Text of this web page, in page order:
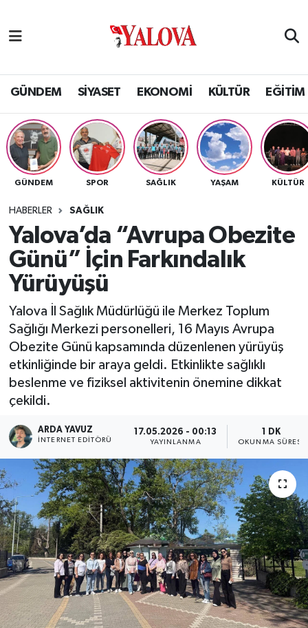
GÜNDEM SİYASET EKONOMİ KÜLTÜR EĞİTİM
GÜNDEM SPOR SAĞLIK YAŞAM KÜLTÜR
HABERLER SAĞLIK
Yalova’da “Avrupa Obezite
Günü” İçin Farkındalık
Yürüyüşü
Yalova İl Sağlık Müdürlüğü ile Merkez Toplum
Sağlığı Merkezi personelleri, 16 Mayıs Avrupa
Obezite Günü kapsamında düzenlenen yürüyüş
etkinliğinde bir araya geldi. Etkinlikte sağlıklı
beslenme ve fiziksel aktivitenin önemine dikkat
çekildi.
ARDA YAVUZ
İNTERNET EDITÖRÜ
17.05.2026 - 00:13
YAYINLANMA
1 DK
OKUNMA SÜRESI
SİYASET
EKONOMİ
KÜLTÜR
BİLİM VE TEKNOLOJİ
ASAYİŞ
SAĞLIK
SPOR
ULUSAL
İLÇELERİMİZ
RESMİ İLAN
Yalova Nöbetçi Eczaneler
Yalova Hava Durumu
Yalova Namaz Vakitleri
Yalova Trafik Yoğunluk Haritası
Tüm Manşetler
Son Dakika Haberleri
Haber Arşivi